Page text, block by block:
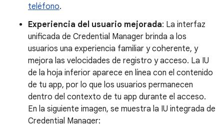
teléfono.
Experiencia del usuario mejorada: La interfaz
unificada de Credential Manager brinda a los
usuarios una experiencia familiar y coherente, y
mejora las velocidades de registro y acceso. La IU
de la hoja inferior aparece en línea con el contenido
de tu app, por lo que los usuarios permanecen
dentro del contexto de tu app durante el acceso.
En la siguiente imagen, se muestra la IU integrada de
Credential Manager: